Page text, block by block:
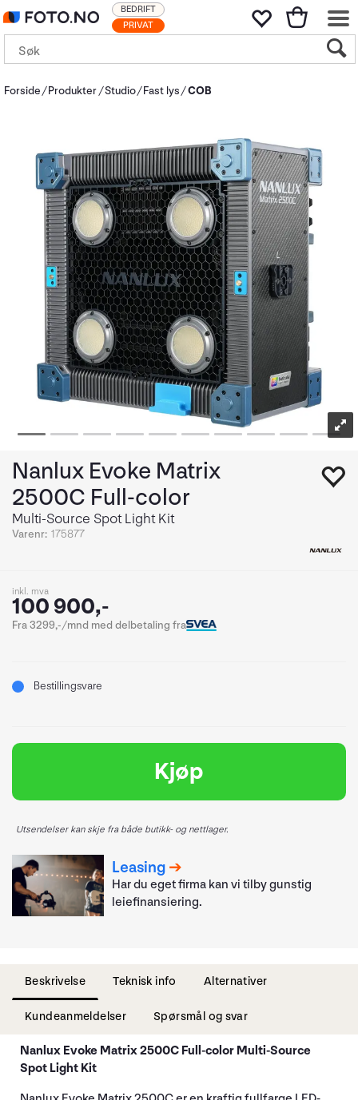
PRIVAT
BEDRIFT
Forside Produkter Studio Fast lys COB
Nanlux Evoke Matrix
2500C Full-color
Multi-Source Spot Light Kit
Varenr: 175877
inkl. mva
100 900,-
Fra 3299,-/mnd med delbetaling fra
Bestillingsvare
Kjøp
Utsendelser kan skje fra både butikk- og nettlager.
Leasing
Har du eget firma kan vi tilby gunstig
leiefinansiering.
Beskrivelse Teknisk info Alternativer
Kundeanmeldelser Spørsmål og svar
Nanlux Evoke Matrix 2500C Full-color Multi-Source
Spot Light Kit